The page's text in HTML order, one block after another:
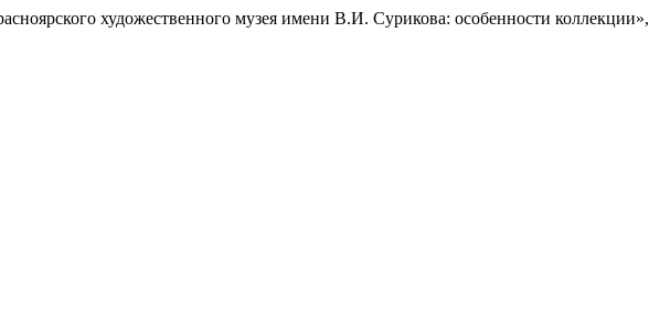
художественного музея имени В.И. Сурикова: особенности коллекции»,